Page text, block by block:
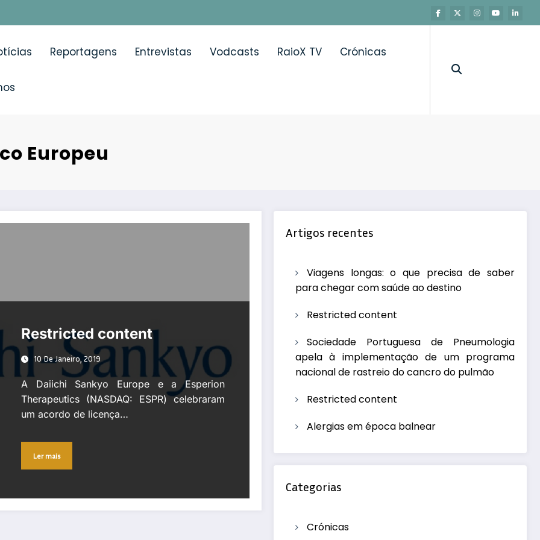
Reportagens Entrevistas Vodcasts RaioX TV Crónicas
Europeu
Restricted content
10 De Janeiro, 2019
A Daiichi Sankyo Europe e a Esperion
Therapeutics (NASDAQ: ESPR) celebraram
um acordo de licença…
Ler mais
Artigos recentes
Viagens longas: o que precisa de saber
para chegar com saúde ao destino
Restricted content
Sociedade Portuguesa de Pneumologia
apela à implementação de um programa
nacional de rastreio do cancro do pulmão
Restricted content
Alergias em época balnear
Categorias
Crónicas